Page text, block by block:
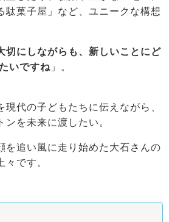
駄菓子屋」など、ユニークな構想
切にしながらも、新しいことにど
いですね 」。
現代の子どもたちに伝えながら、
を未来に渡したい。
を追い風に走り始めた大石さんの
々です。